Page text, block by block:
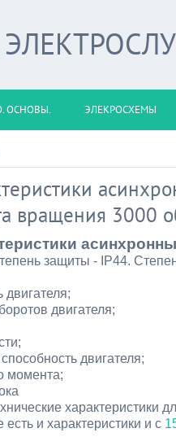
ОСНОВЫ. ЭЛЕКРОСХЕМЫ
вращения 3000
защиты - IР44.
двигателя;
двигателя;
момента;
характеристики
и характеристики и с